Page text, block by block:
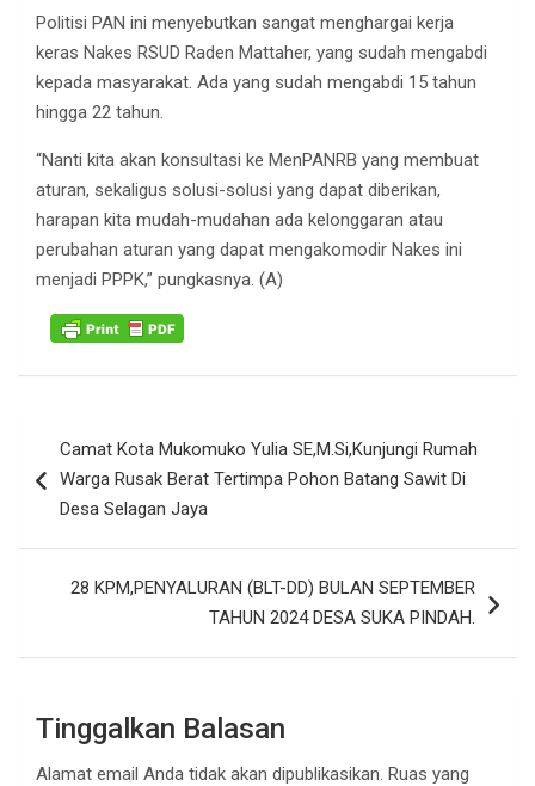
Politisi PAN ini menyebutkan sangat menghargai kerja
keras Nakes RSUD Raden Mattaher, yang sudah mengabdi
kepada masyarakat. Ada yang sudah mengabdi 15 tahun
hingga 22 tahun.
“Nanti kita akan konsultasi ke MenPANRB yang membuat
aturan, sekaligus solusi-solusi yang dapat diberikan,
harapan kita mudah-mudahan ada kelonggaran atau
perubahan aturan yang dapat mengakomodir Nakes ini
menjadi PPPK,” pungkasnya. (A)
posCamat Kota Mukomuko Yulia SE,M.Si,Kunjungi Rumah
Warga Rusak Berat Tertimpa Pohon Batang Sawit Di
Desa Selagan Jaya
28 KPM,PENYALURAN (BLT-DD) BULAN SEPTEMBER
TAHUN 2024 DESA SUKA PINDAH.
Tinggalkan Balasan
Alamat email Anda tidak akan dipublikasikan. Ruas yang